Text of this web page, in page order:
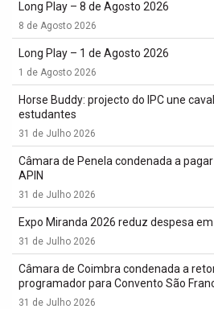
Long Play – 8 de Agosto 2026
8 de Agosto 2026
Long Play – 1 de Agosto 2026
1 de Agosto 2026
Horse Buddy: projecto do IPC une
estudantes
31 de Julho 2026
Câmara de Penela condenada a
APIN
31 de Julho 2026
Expo Miranda 2026 reduz despesa
31 de Julho 2026
Câmara de Coimbra condenada a
programador para Convento São
31 de Julho 2026